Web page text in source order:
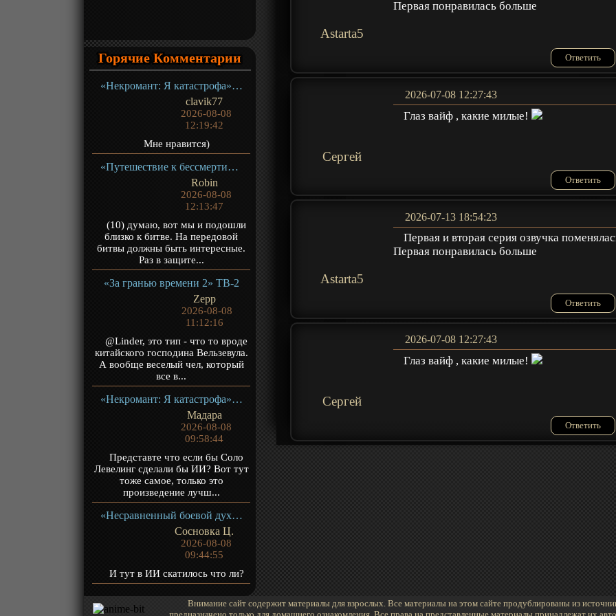
Горячие Комментарии
«Некромант: Я катастрофа» ТВ-1
clavik77
2026-08-08
12:19:42
Мне нравится)
«Путешествие к бессмертию 5» ТВ-5
Robin
2026-08-08
12:13:47
(10) думаю, вот мы и подошли
близко к битве. На передовой
битвы должны быть интересные.
Раз в защите...
«За гранью времени 2» ТВ-2
Zepp
2026-08-08
11:12:16
@Linder, это тип - что то вроде
китайского господина Вельзевула.
А вообще веселый чел, который
все в...
«Некромант: Я катастрофа» ТВ-1
Мадара
2026-08-08
09:58:44
Представте что если бы Соло
Левелинг сделали бы ИИ? Вот тут
тоже самое, только это
произведение лучш...
«Несравненный боевой дух 2» ТВ-2
Сосновка Ц.
2026-08-08
09:44:55
И тут в ИИ скатилось что ли?
Astarta5
Первая понравилась больше
Ответить
Сергей
2026-07-08 12:27:43
Глаз вайф , какие милые!
Ответить
Astarta5
2026-07-13 18:54:23
Первая и вторая серия озвучка
Первая понравилась больше
Ответить
Сергей
2026-07-08 12:27:43
Глаз вайф , какие милые!
Ответить
Внимание сайт содержит материалы для взрослых. Все материалы на этом сайте продублированы из